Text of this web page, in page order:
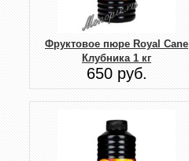
Фруктовое пюре Royal Cane
Клубника 1 кг
650 руб.